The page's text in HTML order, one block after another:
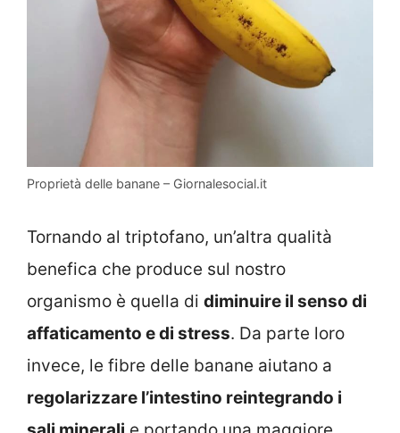
Proprietà delle banane – Giornalesocial.it
Tornando al triptofano, un’altra qualità
benefica che produce sul nostro
organismo è quella di diminuire il senso di
affaticamento e di stress. Da parte loro
invece, le fibre delle banane aiutano a
regolarizzare l’intestino reintegrando i